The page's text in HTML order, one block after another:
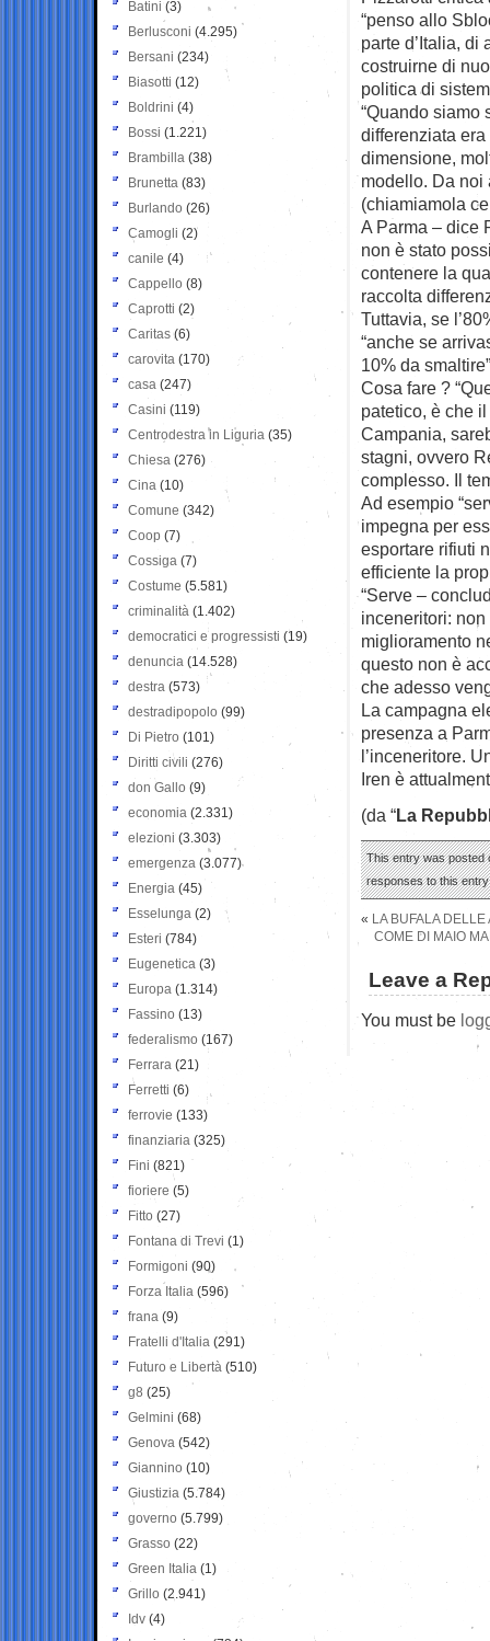
“penso allo
parte d’Italia,
costruirne di
politica di
“Quando
differenziata
dimensione,
modello. Da noi
(chiamiamola
A Parma – dice
non è stato
contenere la
raccolta
Tuttavia, se
“anche se
10% da
Cosa fare ?
patetico, è che
Campania,
stagni, ovvero
complesso. Il
Ad esempio
impegna per
esportare rifiuti
efficiente la
“Serve –
inceneritori:
miglioramento
questo non è
che adesso
La campagna
presenza a
l’inceneritore.
Iren è
(da “La
This entry was posted
responses to this
« LA BUFALA
COME DI MAIO
Leave a
You must be
Batini (3)
Berlusconi (4.295)
Bersani (234)
Biasotti (12)
Boldrini (4)
Bossi (1.221)
Brambilla (38)
Brunetta (83)
Burlando (26)
Camogli (2)
canile (4)
Cappello (8)
Caprotti (2)
Caritas (6)
carovita (170)
casa (247)
Casini (119)
Centrodestra in Liguria (35)
Chiesa (276)
Cina (10)
Comune (342)
Coop (7)
Cossiga (7)
Costume (5.581)
criminalità (1.402)
democratici e progressisti (19)
denuncia (14.528)
destra (573)
destradipopolo (99)
Di Pietro (101)
Diritti civili (276)
don Gallo (9)
economia (2.331)
elezioni (3.303)
emergenza (3.077)
Energia (45)
Esselunga (2)
Esteri (784)
Eugenetica (3)
Europa (1.314)
Fassino (13)
federalismo (167)
Ferrara (21)
Ferretti (6)
ferrovie (133)
finanziaria (325)
Fini (821)
fioriere (5)
Fitto (27)
Fontana di Trevi (1)
Formigoni (90)
Forza Italia (596)
frana (9)
Fratelli d'Italia (291)
Futuro e Libertà (510)
g8 (25)
Gelmini (68)
Genova (542)
Giannino (10)
Giustizia (5.784)
governo (5.799)
Grasso (22)
Green Italia (1)
Grillo (2.941)
Idv (4)